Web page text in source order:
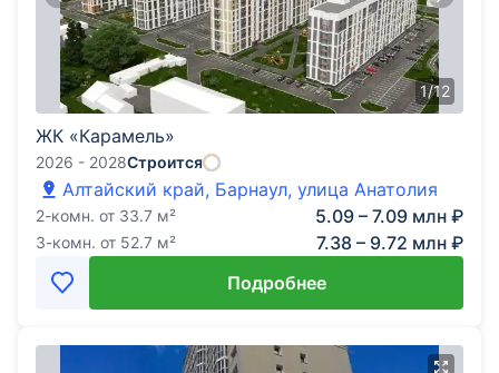
1/12
ЖК «Карамель»
2026 - 2028Строится
Алтайский край, Барнаул, улица Анатолия
2-комн. от 33.7 м² 5.09 – 7.09 млн ₽
3-комн. от 52.7 м²
7.38 – 9.72 млн ₽
Подробнее